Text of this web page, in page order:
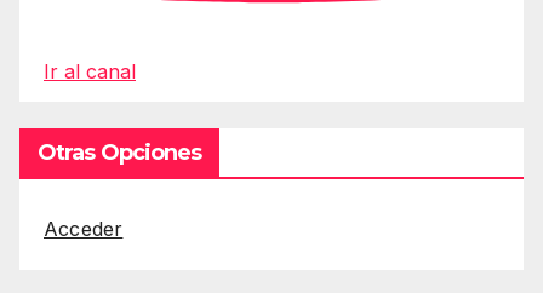
Ir al canal
Otras Opciones
Acceder